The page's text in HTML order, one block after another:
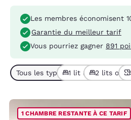
Les membres économisent
Garantie du meilleur tarif
Vous pourriez gagner 891
Tous les types de chambres (5)
1 lit (4) 2 lits ou +
1 CHAMBRE RESTANTE À CE TARIF